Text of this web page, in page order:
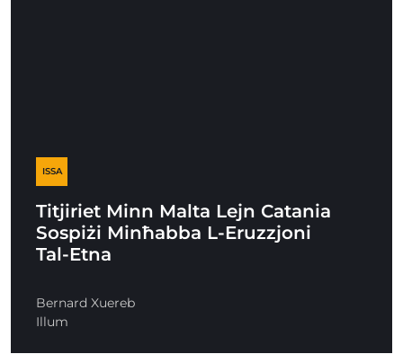
ISSA
Titjiriet Minn Malta Lejn Catania
Sospiżi Minħabba L-Eruzzjoni
Tal-Etna
Bernard Xuereb
Illum